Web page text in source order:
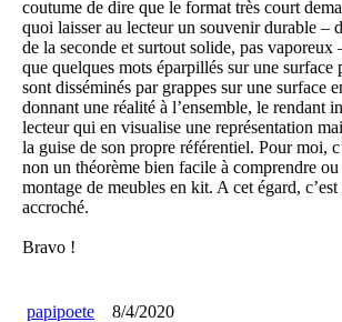
coutume de dire que le format très court
quoi laisser au lecteur un souvenir durable –
de la seconde et surtout solide, pas vaporeux
que quelques mots éparpillés sur une surface
sont disséminés par grappes sur une surface
donnant une réalité à l’ensemble, le rendant
lecteur qui en visualise une représentation
la guise de son propre référentiel. Pour moi,
non un théorème bien facile à comprendre
montage de meubles en kit. A cet égard, c’est
accroché.
Bravo !
papipoete
8/4/2020